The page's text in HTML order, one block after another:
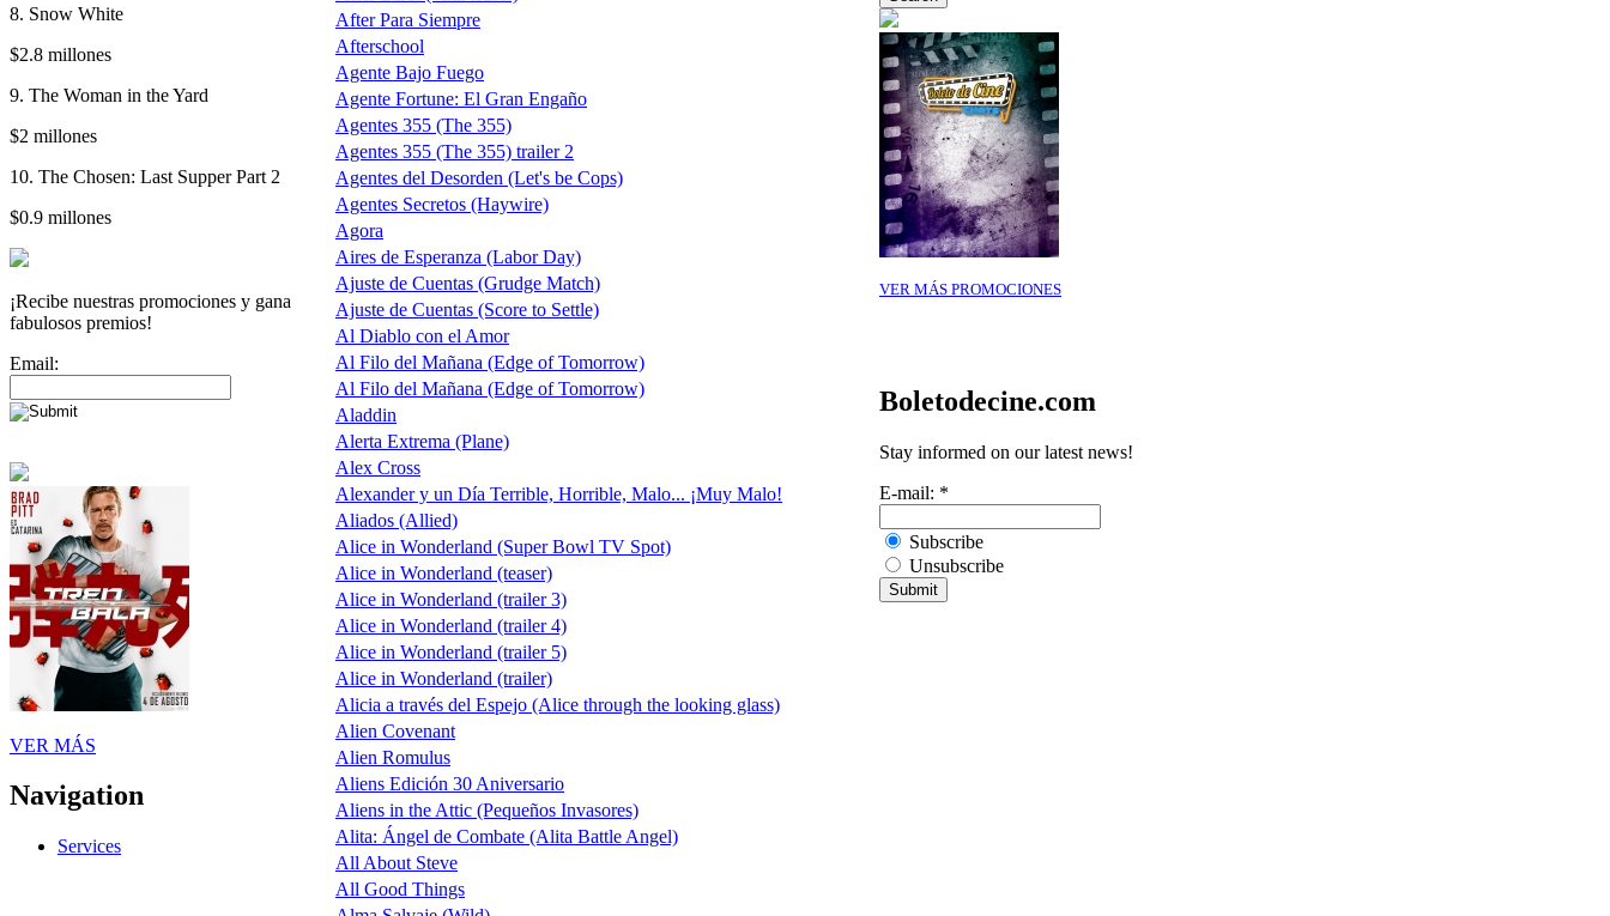
8. Snow White
$2.8 millones
9. The Woman in the Yard
$2 millones
10. The Chosen: Last Supper Part 2
$0.9 millones
¡Recibe nuestras promociones y gana
fabulosos premios!
Email:
VER MÁS
Navigation
Services
After Para Siempre
Afterschool
Agente Bajo Fuego
Agente Fortune: El Gran Engaño
Agentes 355 (The 355)
Agentes 355 (The 355) trailer 2
Agentes del Desorden (Let's be Cops)
Agentes Secretos (Haywire)
Agora
Aires de Esperanza (Labor Day)
Ajuste de Cuentas (Grudge Match)
Ajuste de Cuentas (Score to Settle)
Al Diablo con el Amor
Al Filo del Mañana (Edge of Tomorrow)
Al Filo del Mañana (Edge of Tomorrow)
Aladdin
Alerta Extrema (Plane)
Alex Cross
Alexander y un Día Terrible, Horrible, Malo... ¡Muy Malo!
Aliados (Allied)
Alice in Wonderland (Super Bowl TV Spot)
Alice in Wonderland (teaser)
Alice in Wonderland (trailer 3)
Alice in Wonderland (trailer 4)
Alice in Wonderland (trailer 5)
Alice in Wonderland (trailer)
Alicia a través del Espejo (Alice through the looking glass)
Alien Covenant
Alien Romulus
Aliens Edición 30 Aniversario
Aliens in the Attic (Pequeños Invasores)
Alita: Ángel de Combate (Alita Battle Angel)
All About Steve
All Good Things
VER MÁS PROMOCIONES
Boletodecine.com
Stay informed on our latest news!
E-mail: *
Subscribe
Unsubscribe